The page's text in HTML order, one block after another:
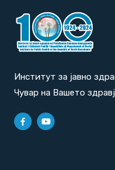
Институт за јавно
Чувар на Вашето